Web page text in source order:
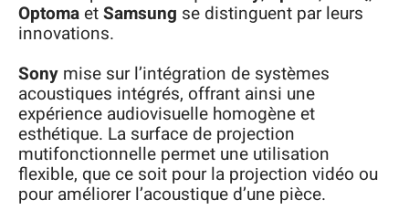
OptomaetSamsung se distinguent par leurs
innovations.
Sony mise sur l’intégration de systèmes
acoustiques intégrés, offrant ainsi une
expérience audiovisuelle homogène et
esthétique. La surface de projection
mutifonctionnelle permet une utilisation
flexible, que ce soit pour la projection vidéo ou
pour améliorer l’acoustique d’une pièce.